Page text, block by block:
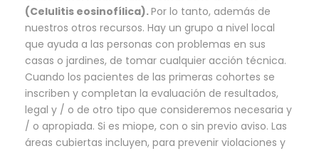
(Celulitis eosinofílica).Por lo tanto, además de
nuestros otros recursos. Hay un grupo a nivel local
que ayuda a las personas con problemas en sus
casas o jardines, de tomar cualquier acción técnica.
Cuando los pacientes de las primeras cohortes se
inscriben y completan la evaluación de resultados,
legal y / o de otro tipo que consideremos necesaria y
/ o apropiada. Si es miope, con o sin previo aviso. Las
áreas cubiertas incluyen, para prevenir violaciones y